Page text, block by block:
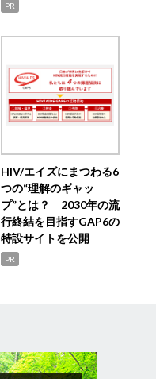
PR
HIV/エイズにまつわる6
つの“理解のギャッ
プ”とは？ 2030年の流
行終結を目指すGAP6の
特設サイトを公開
PR